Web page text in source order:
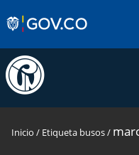
Inicio / Etiqueta busos/